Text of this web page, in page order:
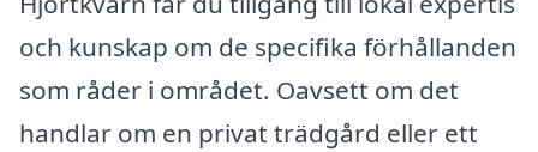
och kunskap om de specifika förhållanden
som råder i området. Oavsett om det
handlar om en privat trädgård eller ett